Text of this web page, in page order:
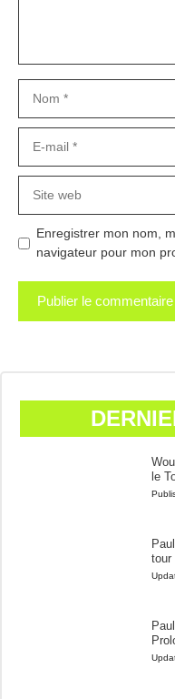
mail
web
Enregistrer mon nom,
navigateur pour mon
le
tour